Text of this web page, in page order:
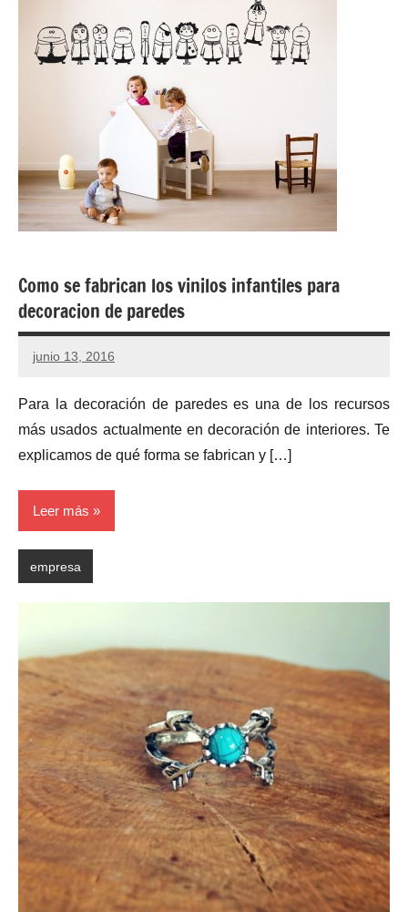
Como se fabrican los vinilos infantiles para
decoracion de paredes
junio 13, 2016
Para la decoración de paredes es una de los recursos
más usados actualmente en decoración de interiores. Te
explicamos de qué forma se fabrican y […]
Leer más
empresa